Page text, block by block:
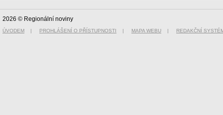
2026 © Regionální noviny
ÚVODEM | PROHLÁŠENÍ O PŘÍSTUPNOSTI | MAPA WEBU | REDAKČNÍ